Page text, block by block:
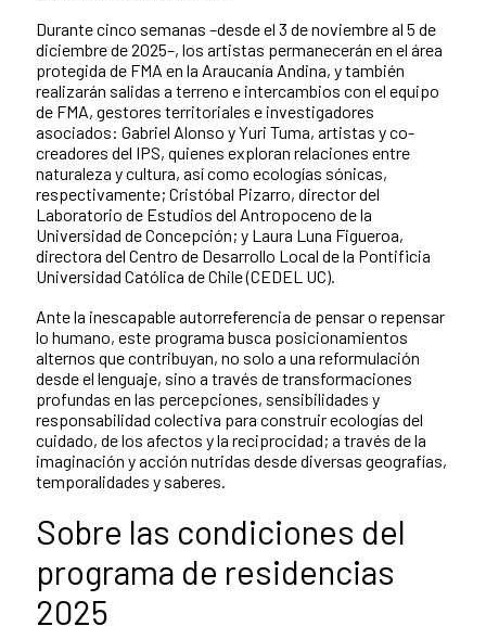
Durante cinco semanas –desde el 3 de noviembre al 5 de
diciembre de 2025–, los artistas permanecerán en el área
protegida de FMA en la Araucanía Andina, y también
realizarán salidas a terreno e intercambios con el equipo
de FMA, gestores territoriales e investigadores
asociados: Gabriel Alonso y Yuri Tuma, artistas y co-
creadores del IPS, quienes exploran relaciones entre
naturaleza y cultura, así como ecologías sónicas,
respectivamente; Cristóbal Pizarro, director del
Laboratorio de Estudios del Antropoceno de la
Universidad de Concepción; y Laura Luna Figueroa,
directora del Centro de Desarrollo Local de la Pontificia
Universidad Católica de Chile (CEDEL UC).
Ante la inescapable autorreferencia de pensar o repensar
lo humano, este programa busca posicionamientos
alternos que contribuyan, no solo a una reformulación
desde el lenguaje, sino a través de transformaciones
profundas en las percepciones, sensibilidades y
responsabilidad colectiva para construir ecologías del
cuidado, de los afectos y la reciprocidad; a través de la
imaginación y acción nutridas desde diversas geografías,
temporalidades y saberes.
Sobre las condiciones del
programa de residencias
2025